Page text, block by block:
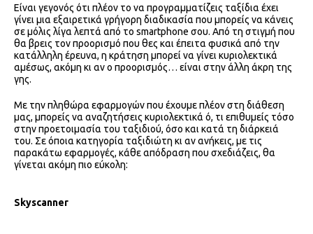
Είναι γεγονός ότι πλέον το να προγραμματίζεις ταξίδια έχει
γίνει μια εξαιρετικά γρήγορη διαδικασία που μπορείς να κάνεις
σε μόλις λίγα λεπτά από το smartphone σου. Από τη στιγμή που
θα βρεις τον προορισμό που θες και έπειτα φυσικά από την
κατάλληλη έρευνα, η κράτηση μπορεί να γίνει κυριολεκτικά
αμέσως, ακόμη κι αν ο προορισμός… είναι στην άλλη άκρη της
γης.
Με την πληθώρα εφαρμογών που έχουμε πλέον στη διάθεση
μας, μπορείς να αναζητήσεις κυριολεκτικά ό, τι επιθυμείς τόσο
στην προετοιμασία του ταξιδιού, όσο και κατά τη διάρκειά
του. Σε όποια κατηγορία ταξιδιώτη κι αν ανήκεις, με τις
παρακάτω εφαρμογές, κάθε απόδραση που σχεδιάζεις, θα
γίνεται ακόμη πιο εύκολη:
Skyscanner